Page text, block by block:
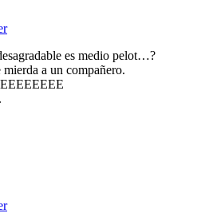
es medio pelot…?
a un compañero.